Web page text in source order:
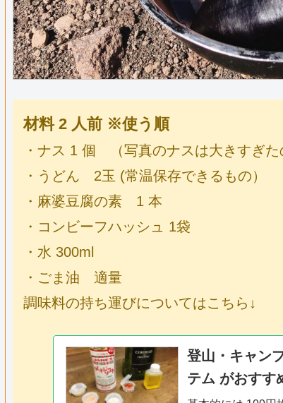
材料 2 人前 ※使う順
・ナス 1 個 （写真のナスは大きすぎた
・うどん 2玉 (常温保存できるもの）
・麻婆豆腐の素 1 本
・コンビーフハッシュ 1袋
・水 300ml
・ごま油 適量
調味料の持ち運びについてはこちら↓
登山・キャン
テム がおすす